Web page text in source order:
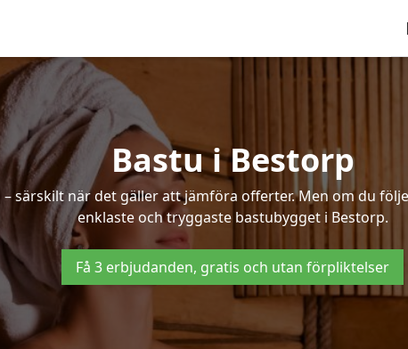
Bastu i Bestorp
särskilt när det gäller att jämföra offerter. Men om du
enklaste och tryggaste bastubygget i Bestorp.
Få 3 erbjudanden, gratis och utan förpliktelser